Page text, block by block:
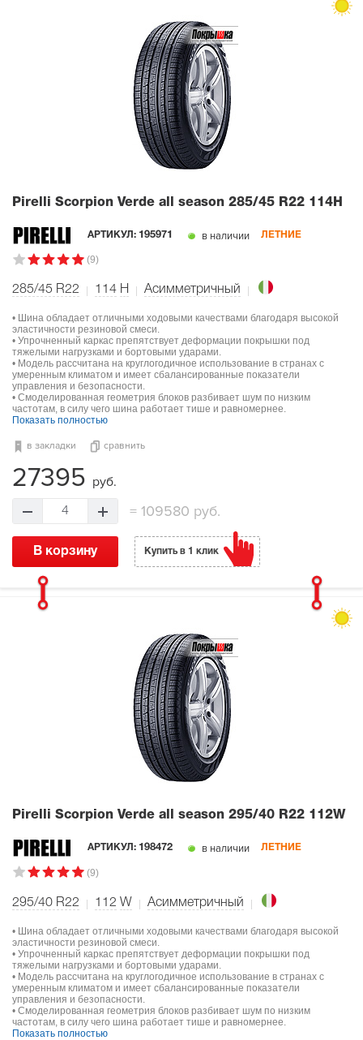
Pirelli Scorpion Verde all season 285/45 R22 114H
АРТИКУЛ: 195971 в наличии ЛЕТНИЕ
(9)
285/45 R22 114 H Асимметричный
• Шина обладает отличными ходовыми качествами благодаря высокой
эластичности резиновой смеси.
• Упрочненный каркас препятствует деформации покрышки под
тяжелыми нагрузками и бортовыми ударами.
• Модель рассчитана на круглогодичное использование в странах с
умеренным климатом и имеет сбалансированные показатели
управления и безопасности.
• Смоделированная геометрия блоков разбивает шум по низким
частотам, в силу чего шина работает тише и равномернее.
Показать полностью
в закладки сравнить
27395 руб.
4 =109580 руб.
В корзину Купить в 1 клик
Pirelli Scorpion Verde all season 295/40 R22 112W
АРТИКУЛ: 198472 в наличии ЛЕТНИЕ
(9)
295/40 R22 112 W Асимметричный
• Шина обладает отличными ходовыми качествами благодаря высокой
эластичности резиновой смеси.
• Упрочненный каркас препятствует деформации покрышки под
тяжелыми нагрузками и бортовыми ударами.
• Модель рассчитана на круглогодичное использование в странах с
умеренным климатом и имеет сбалансированные показатели
управления и безопасности.
• Смоделированная геометрия блоков разбивает шум по низким
частотам, в силу чего шина работает тише и равномернее.
Показать полностью